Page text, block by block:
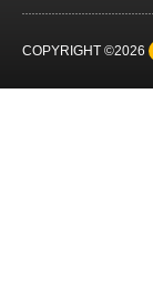
COPYRIGHT ©2026